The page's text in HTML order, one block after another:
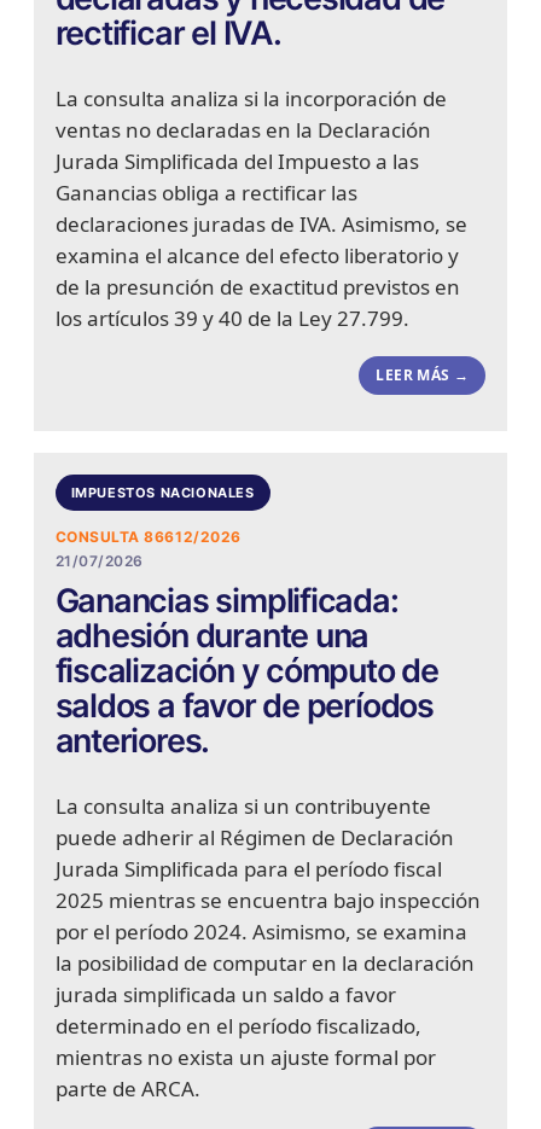
rectificar el IVA.
La consulta analiza si la incorporación de
ventas no declaradas en la Declaración
Jurada Simplificada del Impuesto a las
Ganancias obliga a rectificar las
declaraciones juradas de IVA. Asimismo, se
examina el alcance del efecto liberatorio y
de la presunción de exactitud previstos en
los artículos 39 y 40 de la Ley 27.799.
LEER MÁS →
IMPUESTOS NACIONALES
CONSULTA 86612/2026
21/07/2026
Ganancias simplificada:
adhesión durante una
fiscalización y cómputo de
saldos a favor de períodos
anteriores.
La consulta analiza si un contribuyente
puede adherir al Régimen de Declaración
Jurada Simplificada para el período fiscal
2025 mientras se encuentra bajo inspección
por el período 2024. Asimismo, se examina
la posibilidad de computar en la declaración
jurada simplificada un saldo a favor
determinado en el período fiscalizado,
mientras no exista un ajuste formal por
parte de ARCA.